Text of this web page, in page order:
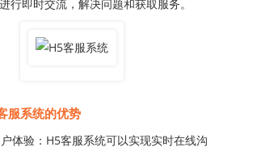
行即时交流，解决问题和获取服务。
系统的优势
验：H5客服系统可以实现实时在线沟